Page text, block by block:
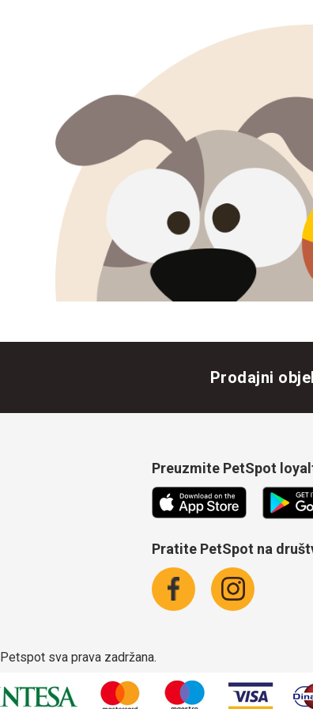
Prodajni
Preuzmite PetSpot
Pratite PetSpot na
2026 Petspot sva prava zadržana.